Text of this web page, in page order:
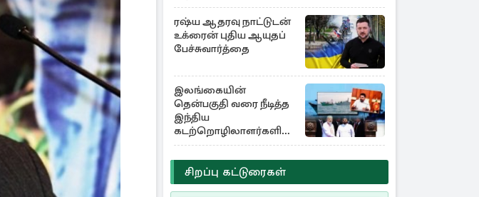
ரஷ்ய ஆதரவு நாட்டுடன்
உக்ரைன் புதிய ஆயுதப்
பேச்சுவார்த்தை
இலங்கையின்
தென்பகுதி வரை நீடித்த
இந்திய
கடற்றொழிலாளர்களின்
ஊடுருவல்
சிறப்பு கட்டுரைகள்